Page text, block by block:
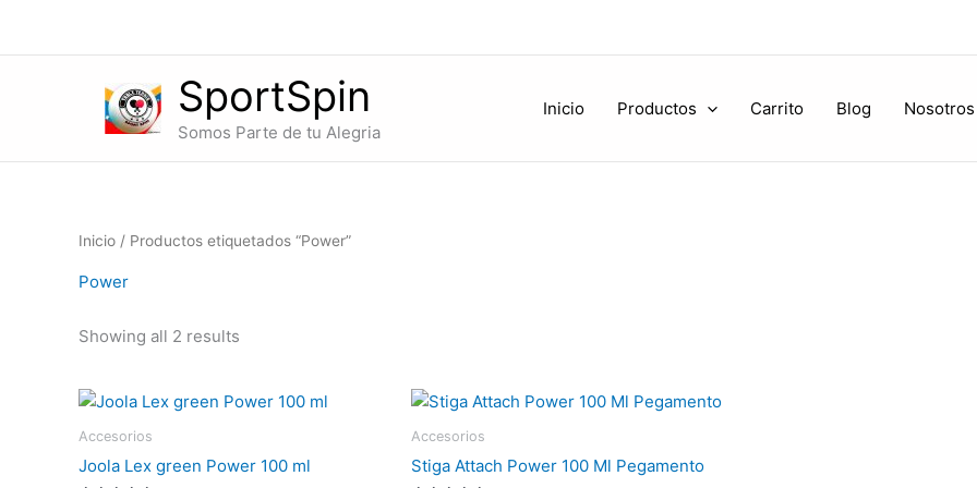
SportSpin
Somos Parte de tu Alegria
Inicio Productos Carrito Blog Nosotros
Inicio / Productos etiquetados “Power”
Power
Showing all 2 results
Accesorios
Joola Lex green Power 100 ml
Accesorios
Stiga Attach Power 100 Ml Pegamento